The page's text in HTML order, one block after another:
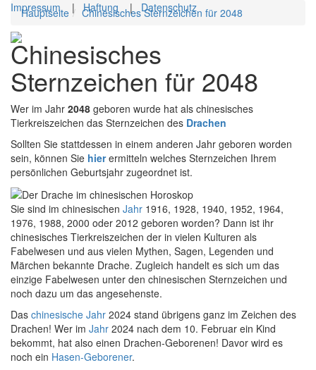
Impressum|Haftung | Datenschutz
Hauptseite Chinesisches Sternzeichen für 2048
Chinesisches
Sternzeichen für 2048
Wer im Jahr 2048 geboren wurde hat als chinesisches
Tierkreiszeichen das Sternzeichen des Drachen
Sollten Sie stattdessen in einem anderen Jahr geboren worden
sein, können Sie hierermitteln welches Sternzeichen Ihrem
persönlichen Geburtsjahr zugeordnet ist.
Sie sind im chinesischen Jahr 1916, 1928, 1940, 1952, 1964,
1976, 1988, 2000 oder 2012 geboren worden? Dann ist ihr
chinesisches Tierkreiszeichen der in vielen Kulturen als
Fabelwesen und aus vielen Mythen, Sagen, Legenden und
Märchen bekannte Drache. Zugleich handelt es sich um das
einzige Fabelwesen unter den chinesischen Sternzeichen und
noch dazu um das angesehenste.
Das chinesische Jahr 2024 stand übrigens ganz im Zeichen des
Drachen! Wer im Jahr 2024 nach dem 10. Februar ein Kind
bekommt, hat also einen Drachen-Geborenen! Davor wird es
noch ein Hasen-Geborener.